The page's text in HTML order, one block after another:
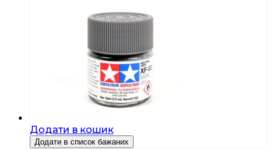
Додати в кошик
Додати в список бажаних